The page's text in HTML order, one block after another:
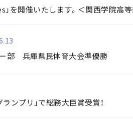
」を開催いたします。＜関西学院高
部 兵庫県民体育大会準優勝
ンプリ」で総務大臣賞受賞！